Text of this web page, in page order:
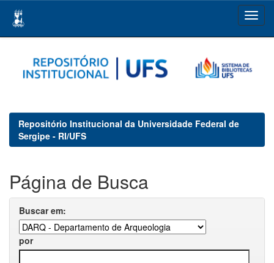
navigation
Repositório Institucional da Universidade Federal de
Sergipe - RI/UFS
Página de Busca
Buscar em:
por